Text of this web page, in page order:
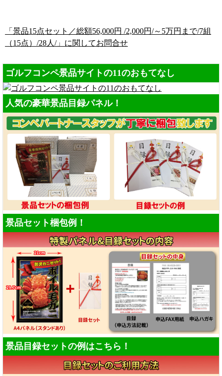
「景品15点セット／総額56,000円 /2,000円/～5万円まで/7組
（15点）/28人/」に関してお問合せ
ゴルフコンペ景品サイトの11のおもてなし
人気の豪華景品目録パネル！
景品セット梱包例！
景品目録セットの例はこちら！